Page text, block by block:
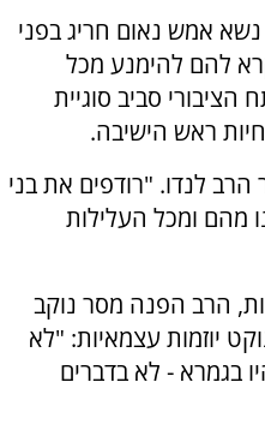
אמש נאום חריג בפני
קרא להם להימנע מכל
סביב סוגיית
ראש הישיבה.
לנדו. "רודפים את בני
מהם ומכל העלילות
הרב הפנה מסר נוקב
יוזמות עצמאיות: "לא
בגמרא - לא בדברים